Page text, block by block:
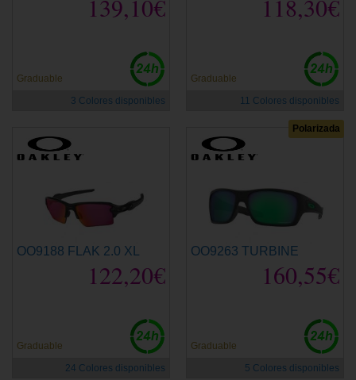
139,10€
Graduable
3 Colores disponibles
118,30€
Graduable
11 Colores disponibles
OO9188 FLAK 2.0 XL
122,20€
Graduable
24 Colores disponibles
Polarizada
OO9263 TURBINE
160,55€
Graduable
5 Colores disponibles